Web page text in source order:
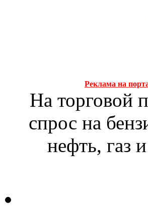
Реклама на
На торговой
спрос на
нефть, газ